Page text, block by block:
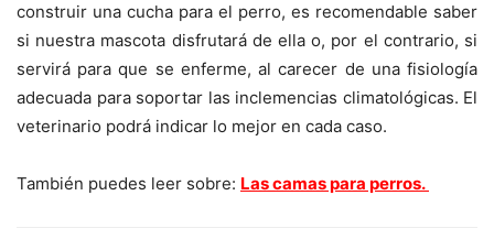
construir una cucha para el perro, es recomendable saber
si nuestra mascota disfrutará de ella o, por el contrario, si
servirá para que se enferme, al carecer de una fisiología
adecuada para soportar las inclemencias climatológicas. El
veterinario podrá indicar lo mejor en cada caso.
También puedes leer sobre: Las camas para perros.